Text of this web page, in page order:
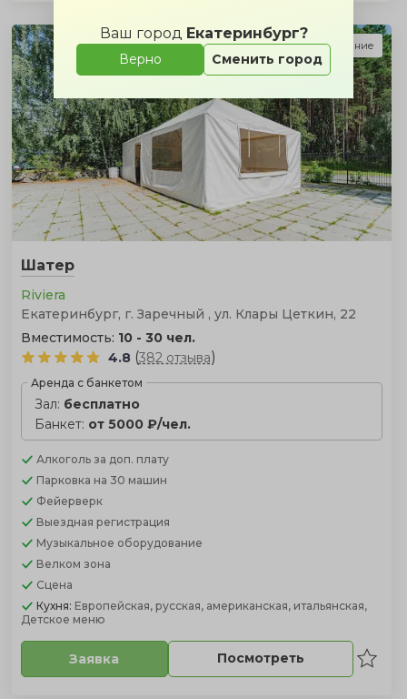
Ваш город Екатеринбург?
Верно Сменить город
Шатер
Riviera
Екатеринбург, г. Заречный , ул. Клары Цеткин, 22
Вместимость: 10 - 30 чел.
4.8 (382 отзыва)
Аренда с банкетом
Зал: бесплатно
Банкет: от 5000 ₽/чел.
Алкоголь за доп. плату
Парковка на 30 машин
Фейерверк
Выездная регистрация
Музыкальное оборудование
Велком зона
Сцена
Кухня: Европейская, русская, американская, итальянская,
Детское меню
Заявка Посмотреть
Подарок за бронирование